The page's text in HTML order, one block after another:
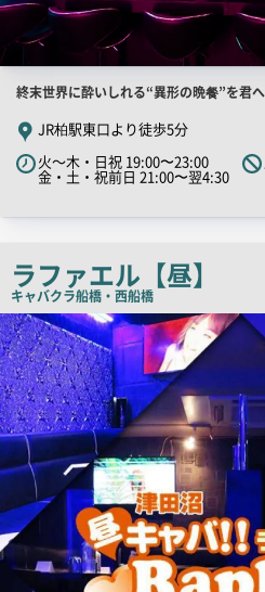
店
舗
PR
キ
ッ
コ
ピ
ー
終末世界に酔いしれる“異形の晩餐”を君
JR柏駅東口より徒歩5分
火～木・日祝 19:00〜23:00
金・土・祝前日 21:00〜翌4:30
ラファエル【昼】
キャバクラ船橋・西船橋
店
舗
PR
画
像